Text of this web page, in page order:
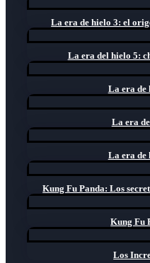
La era de hielo 3: el
La era del hielo 5:
La era de
La era
La era de
Kung Fu Panda: Los
Kung Fu
Los